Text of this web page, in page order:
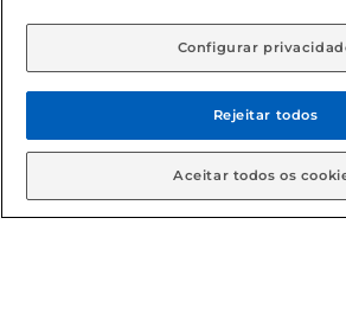
aviso prévio. O valor mínimo para as
© 2026 Copyright. Todos
reservados
Configurar
Rejeitar todos
Aceitar todos os